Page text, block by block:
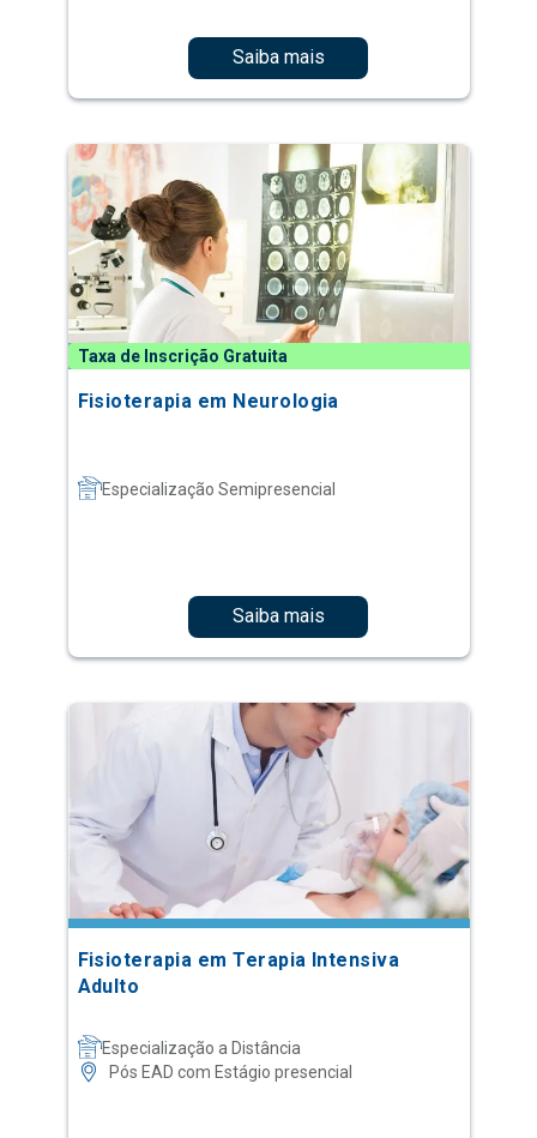
Saiba mais
Taxa de Inscrição Gratuita
Fisioterapia em Neurologia
Especialização Semipresencial
Saiba mais
Fisioterapia em Terapia Intensiva
Adulto
Especialização a Distância
Pós EAD com Estágio presencial